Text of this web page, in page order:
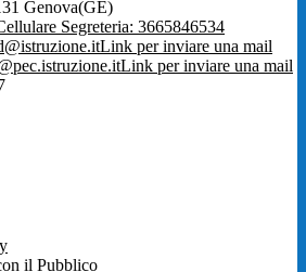
Genova(GE)
Segreteria: 3665846534
Link per inviare una mail
Link per inviare una mail
il Pubblico